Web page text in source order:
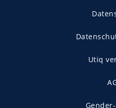
Utiq